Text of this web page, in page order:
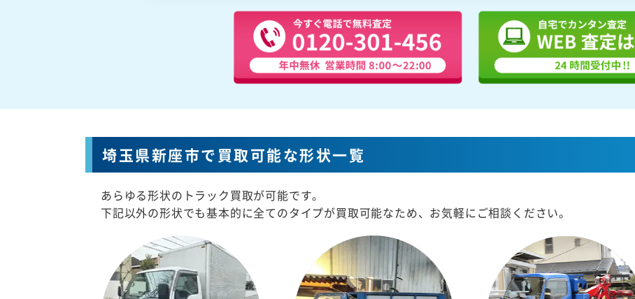
埼玉県新座市で買取可能な形状一覧
あらゆる形状のトラック買取が可能です。
下記以外の形状でも基本的に全てのタイプが買取可能なため、お気軽にご相談ください。